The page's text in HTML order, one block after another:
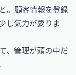
。顧客情報を登録
し気力が要りま
、管理が頭の中だ